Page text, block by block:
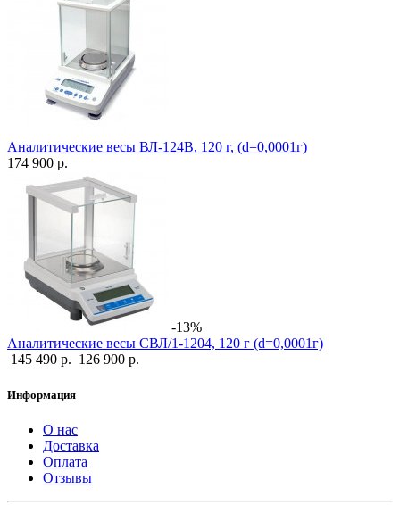
Аналитические весы ВЛ-124В, 120 г, (d=0,0001г)
174 900 р.
-13%
Аналитические весы СВЛ/1-1204, 120 г (d=0,0001г)
145 490 р. 126 900 р.
Информация
О нас
Доставка
Оплата
Отзывы